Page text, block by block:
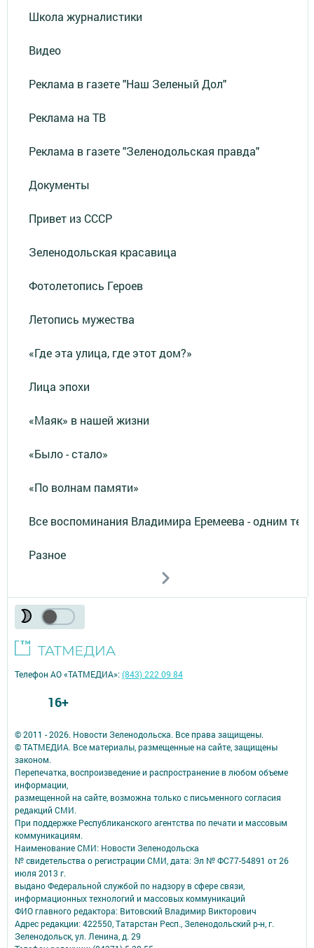
Школа журналистики
Видео
Реклама в газете "Наш Зеленый Дол"
Реклама на ТВ
Реклама в газете "Зеленодольская правда"
Документы
Привет из СССР
Зеленодольская красавица
Фотолетопись Героев
Летопись мужества
«Где эта улица, где этот дом?»
Лица эпохи
«Маяк» в нашей жизни
«Было - стало»
«По волнам памяти»
Все воспоминания Владимира Еремеева - одним
Разное
© 2011 - 2026. Новости Зеленодольска. Все права защищены.
© ТАТМЕДИА. Все материалы, размещенные на сайте, защищены
законом.
Перепечатка, воспроизведение и распространение в любом объеме
информации,
размещенной на сайте, возможна только с письменного согласия
редакций СМИ.
При поддержке Республиканского агентства по печати и массовым
коммуникациям.
Наименование СМИ: Новости Зеленодольска
№ свидетельства о регистрации СМИ, дата: Эл № ФС77-54891 от 26
июля 2013 г.
выдано Федеральной службой по надзору в сфере связи,
информационных технологий и массовых коммуникаций
ФИО главного редактора: Витовский Владимир Викторович
Адрес редакции: 422550, Татарстан Респ., Зеленодольский р-н, г.
Зеленодольск, ул. Ленина, д. 29
Телефон АО «ТАТМЕДИА»:(843) 222 09 84
16+